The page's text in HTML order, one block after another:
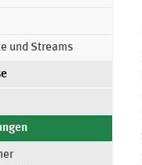
und Streams